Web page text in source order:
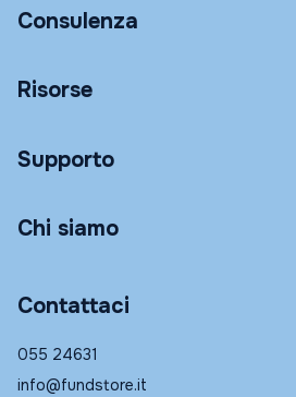
Consulenza
Risorse
Supporto
Chi siamo
Contattaci
055 24631
info@fundstore.it